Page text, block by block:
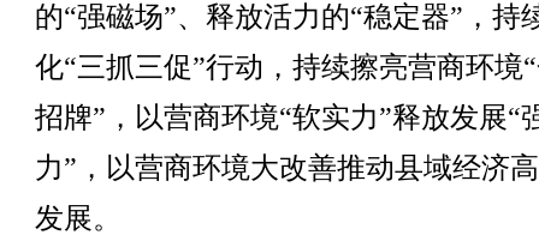
的“强磁场”、释放活力的“稳定器”，持
化“三抓三促”行动，持续擦亮营商环境
招牌”，以营商环境“软实力”释放发展“
力”，以营商环境大改善推动县域经济
发展。